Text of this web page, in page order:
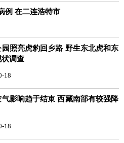
例 在二连浩特市
园照亮虎豹回乡路 野生东北虎和东
调查
18
气影响趋于结束 西藏南部有较强降
18